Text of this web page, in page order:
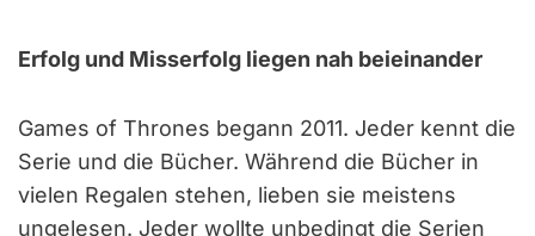
Erfolg und Misserfolg liegen nah beieinander
Games of Thrones begann 2011. Jeder kennt die
Serie und die Bücher. Während die Bücher in
vielen Regalen stehen, lieben sie meistens
ungelesen. Jeder wollte unbedingt die Serien